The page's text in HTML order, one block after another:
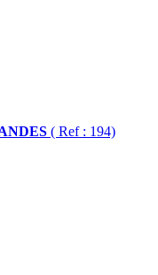
( Ref : 194)